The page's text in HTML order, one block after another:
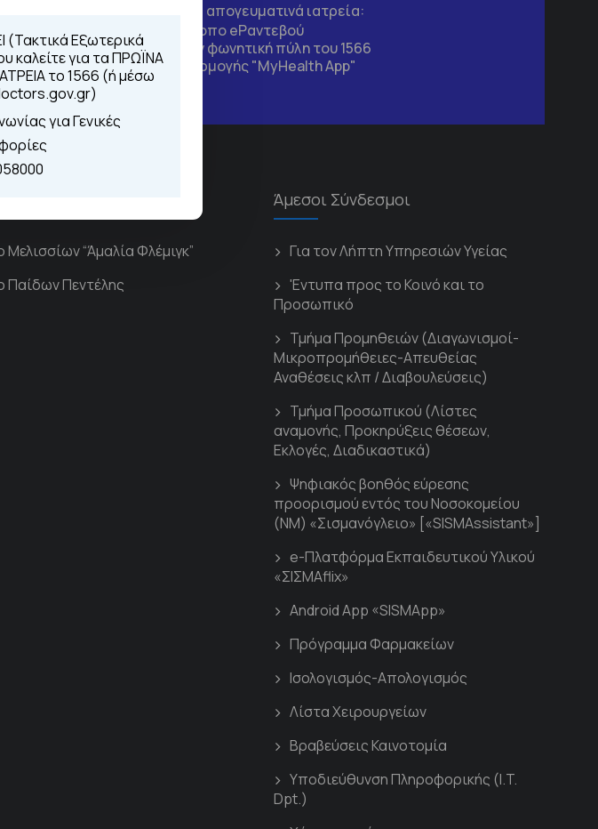
(Τακτικά Εξωτερικά
καλείτε για τα ΠΡΩΪΝΑ
το 1566 (ή μέσω
για Γενικές
Για τα πρωινά και τα απογευματινά ιατρεία:
Από τον ιστότοποeΡαντεβού
Καλώντας στην φωνητική πύλη του 1566
Μέσω της εφαρμογής "MyHealth App"
Μελισσίων “Άμαλία Φλέμιγκ”
Παίδων Πεντέλης
Άμεσοι Σύνδεσμοι
Για τον Λήπτη Υπηρεσιών Υγείας
'Εντυπα προς το Κοινό και το
Προσωπικό
Τμήμα Προμηθειών (Διαγωνισμοί-
Μικροπρομήθειες-Απευθείας
Αναθέσεις κλπ / Διαβουλεύσεις)
Τμήμα Προσωπικού (Λίστες
αναμονής, Προκηρύξεις θέσεων,
Εκλογές, Διαδικαστικά)
Ψηφιακός βοηθός εύρεσης
προορισμού εντός του Νοσοκομείου
(ΝΜ) «Σισμανόγλειο» [«SISMAssistant»]
e-Πλατφόρμα Εκπαιδευτικού Υλικού
«ΣΙΣΜΑflix»
Android App «SISMApp»
Πρόγραμμα Φαρμακείων
Ισολογισμός-Απολογισμός
Λίστα Χειρουργείων
Βραβεύσεις Καινοτομία
Υποδιεύθυνση Πληροφορικής (I.T.
Dpt.)